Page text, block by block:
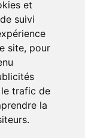
et
suivi
site, pour
trafic de
la
votre e-mail